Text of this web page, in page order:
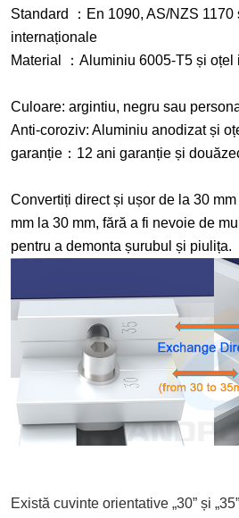
Standard
： En 1090, AS/NZS
internaționale
Material
： Aluminiu 6005-T5 și oțel
Culoare: argintiu, negru sau
Anti-coroziv: Aluminiu anodizat și
garanție ： 12 ani garanție și
Convertiți direct și ușor de la 30
mm la 30 mm, fără a fi nevoie de
pentru a demonta șurubul și piulița.
Există cuvinte orientative „30” și